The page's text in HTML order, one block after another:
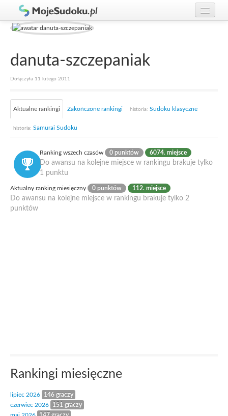
Graj w Sudoku!
Zasady Sudoku
danuta-szczepaniak
Dołączyła 11 lutego 2011
Aktualne rankingi Zakończone rankingi historia: Sudoku klasyczne
historia: Samurai Sudoku
Ranking wszech czasów 0 punktów 6074. miejsce
Do awansu na kolejne miejsce w rankingu brakuje tylko
1 punktu
Aktualny ranking miesięczny 0 punktów 112. miejsce
Do awansu na kolejne miejsce w rankingu brakuje tylko 2
punktów
Rankingi miesięczne
lipiec 2026
146 graczy
czerwiec 2026
151 graczy